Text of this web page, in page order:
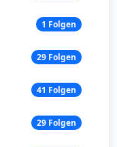
1 Folgen
29 Folgen
41 Folgen
29 Folgen